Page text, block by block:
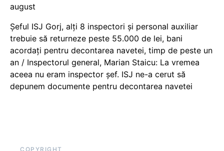
august
Șeful ISJ Gorj, alți 8 inspectori și personal auxiliar
trebuie să returneze peste 55.000 de lei, bani
acordați pentru decontarea navetei, timp de peste un
an / Inspectorul general, Marian Staicu: La vremea
aceea nu eram inspector șef. ISJ ne-a cerut să
depunem documente pentru decontarea navetei
COPYRIGHT